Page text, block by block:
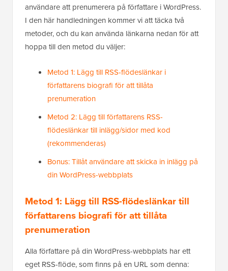
användare att prenumerera på författare i WordPress.
I den här handledningen kommer vi att täcka två
metoder, och du kan använda länkarna nedan för att
hoppa till den metod du väljer:
Metod 1: Lägg till RSS-flödeslänkar i
författarens biografi för att tillåta
prenumeration
Metod 2: Lägg till författarens RSS-
flödeslänkar till inlägg/sidor med kod
(rekommenderas)
Bonus: Tillåt användare att skicka in inlägg på
din WordPress-webbplats
Metod 1: Lägg till RSS-flödeslänkar till
författarens biografi för att tillåta
prenumeration
Alla författare på din WordPress-webbplats har ett
eget RSS-flöde, som finns på en URL som denna: